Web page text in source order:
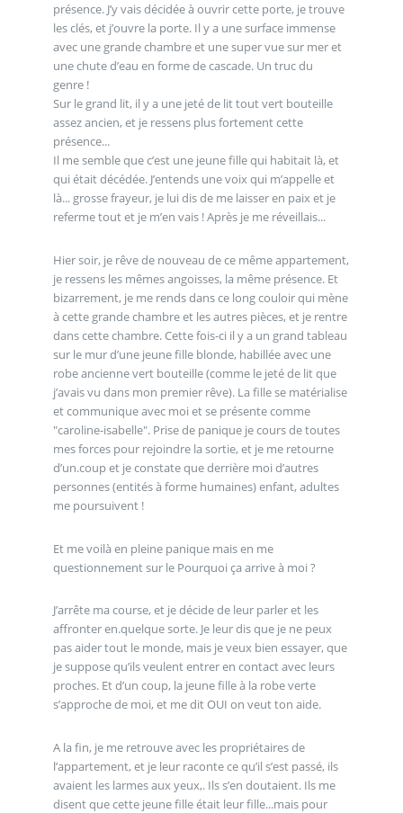
présence. J’y vais décidée à ouvrir cette porte, je trouve
les clés, et j’ouvre la porte. Il y a une surface immense
avec une grande chambre et une super vue sur mer et
une chute d’eau en forme de cascade. Un truc du
genre !
Sur le grand lit, il y a une jeté de lit tout vert bouteille
assez ancien, et je ressens plus fortement cette
présence...
Il me semble que c’est une jeune fille qui habitait là, et
qui était décédée. J’entends une voix qui m’appelle et
là... grosse frayeur, je lui dis de me laisser en paix et je
referme tout et je m’en vais ! Après je me réveillais...
Hier soir, je rêve de nouveau de ce même appartement,
je ressens les mêmes angoisses, la même présence. Et
bizarrement, je me rends dans ce long couloir qui mène
à cette grande chambre et les autres pièces, et je rentre
dans cette chambre. Cette fois-ci il y a un grand tableau
sur le mur d’une jeune fille blonde, habillée avec une
robe ancienne vert bouteille (comme le jeté de lit que
j’avais vu dans mon premier rêve). La fille se matérialise
et communique avec moi et se présente comme
"caroline-isabelle". Prise de panique je cours de toutes
mes forces pour rejoindre la sortie, et je me retourne
d’un.coup et je constate que derrière moi d’autres
personnes (entités à forme humaines) enfant, adultes
me poursuivent !
Et me voilà en pleine panique mais en me
questionnement sur le Pourquoi ça arrive à moi ?
J’arrête ma course, et je décide de leur parler et les
affronter en.quelque sorte. Je leur dis que je ne peux
pas aider tout le monde, mais je veux bien essayer, que
je suppose qu’ils veulent entrer en contact avec leurs
proches. Et d’un coup, la jeune fille à la robe verte
s’approche de moi, et me dit OUI on veut ton aide.
A la fin, je me retrouve avec les propriétaires de
l’appartement, et je leur raconte ce qu’il s’est passé, ils
avaient les larmes aux yeux,. Ils s’en doutaient. Ils me
disent que cette jeune fille était leur fille...mais pour